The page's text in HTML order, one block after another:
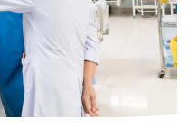
được chụp cắt
hình ảnh tắc
phải số lượng